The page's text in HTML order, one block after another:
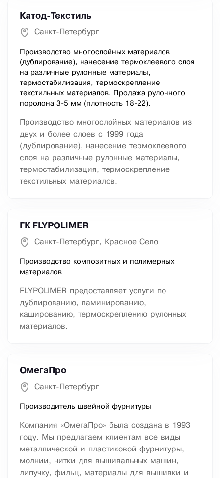
Катод-Текстиль
Санкт-Петербург
Производство многослойных материалов
(дублирование), нанесение термоклеевого слоя
на различные рулонные материалы,
термостабилизация, термоскрепление
текстильных материалов. Продажа рулонного
поролона 3-5 мм (плотность 18-22).
Производство многослойных материалов из
двух и более слоев с 1999 года
(дублирование), нанесение термоклеевого
слоя на различные рулонные материалы,
термостабилизация, термоскрепление
текстильных материалов.
ГК FLYPOLIMER
Санкт-Петербург, Красное Село
Производство композитных и полимерных
материалов
FLYPOLIMER предоставляет услуги по
дублированию, ламинированию,
кашированию, термоскреплению рулонных
материалов.
ОмегаПро
Санкт-Петербург
Производитель швейной фурнитуры
Компания «ОмегаПро» была создана в 1993
году. Мы предлагаем клиентам все виды
металлической и пластиковой фурнитуры,
молнии, нитки для вышивальных машин,
липучку, фильц, материалы для вышивки и